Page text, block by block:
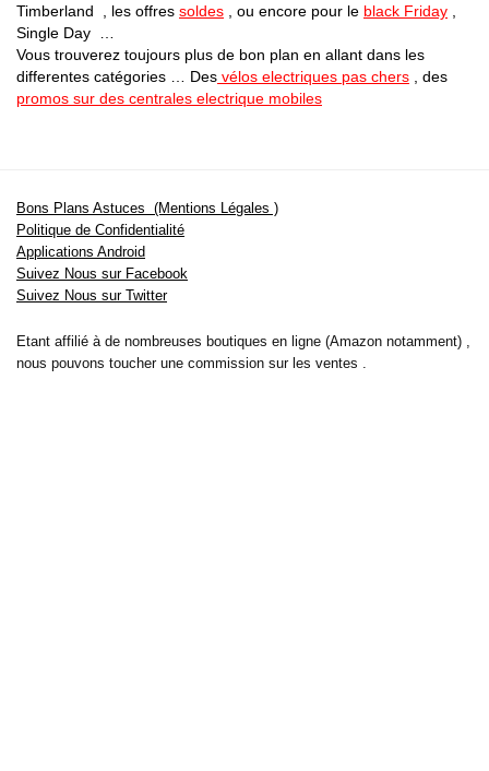
Timberland , les offres soldes , ou encore pour le black Friday
Single Day …
Vous trouverez toujours plus de bon plan en allant dans les
differentes catégories … Des vélos electriques pas chers , des
promos sur des centrales electrique mobiles
Bons Plans Astuces (Mentions Légales )
Politique de Confidentialité
Applications Android
Suivez Nous sur Facebook
Suivez Nous sur Twitter
Etant affilié à de nombreuses boutiques en ligne (Amazon notamment) ,
nous pouvons toucher une commission sur les ventes .